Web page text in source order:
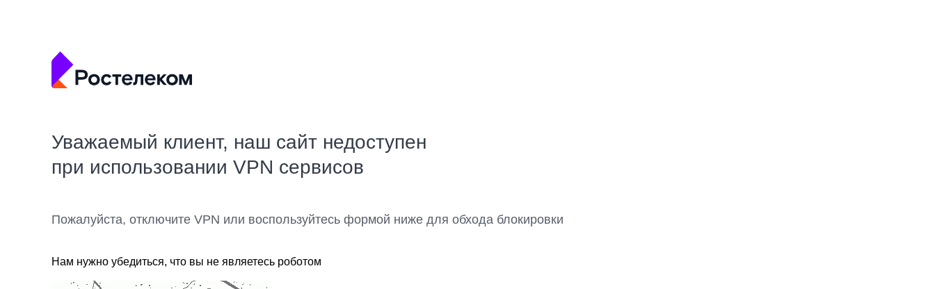
Уважаемый клиент, наш сайт недоступен
при использовании VPN сервисов
Пожалуйста, отключите VPN или воспользуйтесь формой ниже для обхода блокировки
Нам нужно убедиться, что вы не являетесь роботом